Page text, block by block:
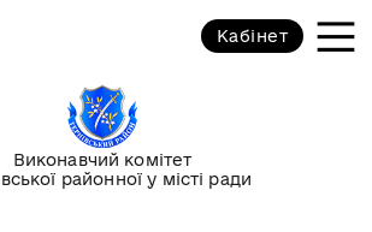
Виконавчий комітет
районної у місті ради
Кабінет
спорт